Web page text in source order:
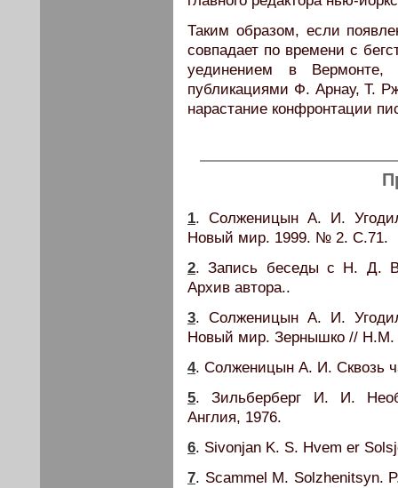
Таким образом, если
совпадает по времени с
уединением в
публикациями Ф. Арнау, Т.
нарастание конфронтации
1. Солженицын А. И.
Новый мир. 1999. № 2. С.71.
2. Запись беседы с Н. Д.
Архив автора..
3. Солженицын А. И.
Новый мир. Зернышко //
4. Солженицын А. И. Сквозь
5. Зильберберг И. И.
Англия, 1976.
6. Sivonjan K. S. Hvem er
7. Scammel M. Solzhenitsyn.